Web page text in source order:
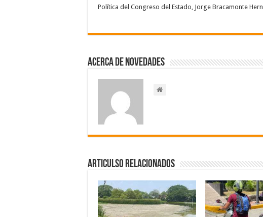
Política del Congreso del Estado, Jorge Bracamonte
Acerca de NOVEDADES
Articulso Relacionados